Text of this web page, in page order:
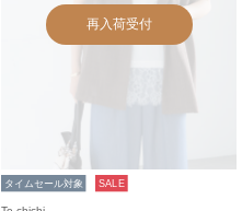
再入荷受付
タイムセール対象 SALE